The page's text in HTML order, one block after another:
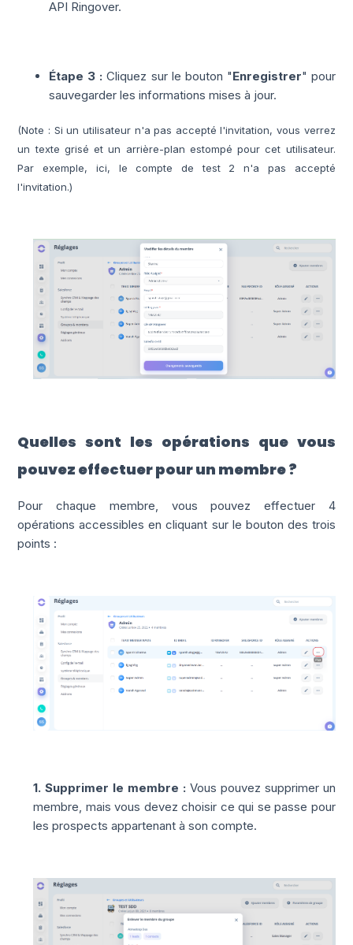
API Ringover.
Étape 3 : Cliquez sur le bouton "Enregistrer" pour
sauvegarder les informations mises à jour.
(Note : Si un utilisateur n'a pas accepté l'invitation, vous verrez
un texte grisé et un arrière-plan estompé pour cet utilisateur.
Par exemple, ici, le compte de test 2 n'a pas accepté
l'invitation.)
Quelles sont les opérations que vous
pouvez effectuer pour un membre ?
Pour chaque membre, vous pouvez effectuer 4
opérations accessibles en cliquant sur le bouton des trois
points :
1. Supprimer le membre : Vous pouvez supprimer un
membre, mais vous devez choisir ce qui se passe pour
les prospects appartenant à son compte.